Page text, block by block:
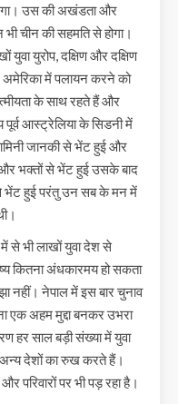
उस की अखंडता और
भी चीन की सहमति से होगा।
युरोप, दक्षिण और दक्षिण
अमेरिका में पलायन करने को
के साथ रहते हैं और
आस्ट्रेलिया के सिडनी में
जानकी से भेंट हुई और
और भक्तों से भेंट हुई उसके बाद
से भेंट हुई परंतु उन सब के मन में
से भी लाखों युवा देश से
कितना अंधकारमय हो सकता
नहीं। नेपाल में इस बार चुनाव
एक अहम मुद्दा बनकर उभरा
हर साल बड़ी संख्या में युवा
देशों का रुख करते हैं।
परिवारों पर भी पड़ रहा है।